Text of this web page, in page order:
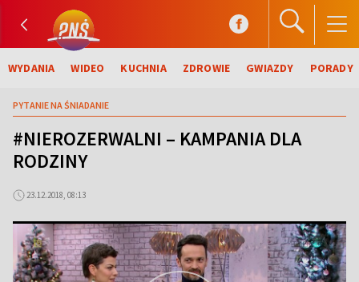
WYDANIA WIDEO KUCHNIA ZDROWIE GWIAZDY PORADY
PYTANIE NA ŚNIADANIE
#NIEROZERWALNI – KAMPANIA DLA
RODZINY
23.12.2018, 08:13